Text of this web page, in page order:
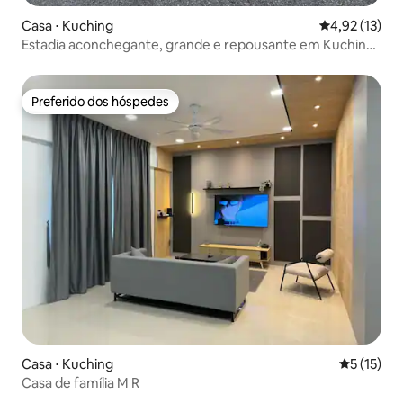
Casa ⋅ Kuching 4,92 de uma
4,92 (13)
Estadia aconchegante, grande e repousante em Kuching
Preferido dos hóspedes
Preferido dos hóspedes
Casa ⋅ Kuching 5 de uma
5 (15)
Casa de família M R